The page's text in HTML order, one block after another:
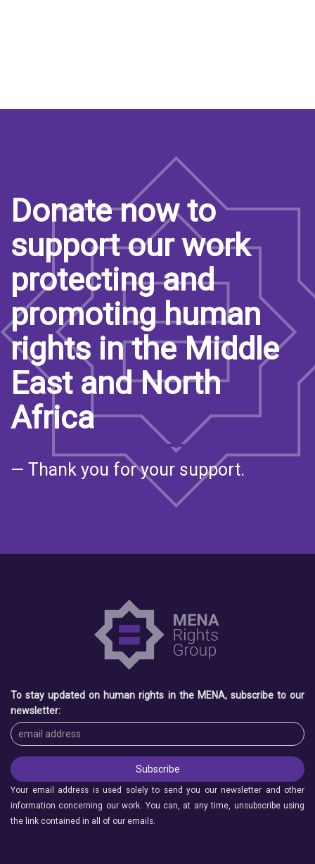
Donate now to
support our work
protecting and
promoting human
rights in the Middle
East and North
Africa
— Thank you for your support.
To stay updated on human rights in the MENA, subscribe to our
newsletter:
Your email address is used solely to send you our newsletter and other
information concerning our work. You can, at any time, unsubscribe using
the link contained in all of our emails.